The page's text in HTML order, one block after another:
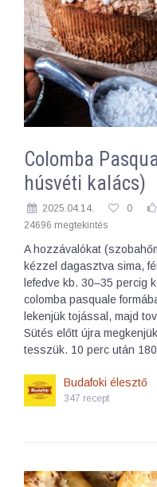
Colomba
húsvéti kalács)
2025.04.14. 0
24696 megtekintés
A hozzávalókat
kézzel dagasztva sima,
lefedve kb. 30–35 percig
colomba pasquale
lekenjük tojással, majd
Sütés előtt újra
tesszük. 10 perc után
Budafoki élesztő
347 recept